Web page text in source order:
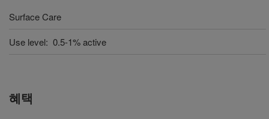
Surface Care
Use level: 0.5-1% active
혜택